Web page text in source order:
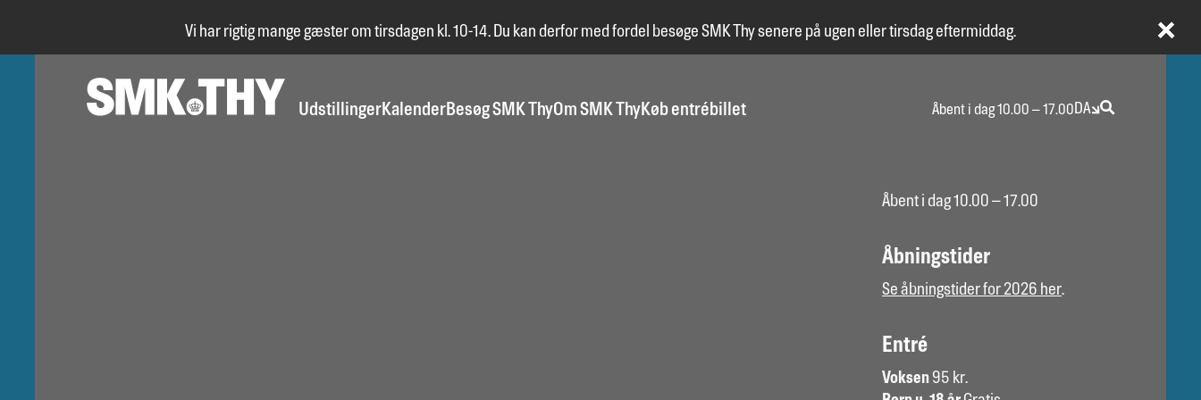
Vi har rigtig mange gæster om tirsdagen kl. 10-14. Du kan derfor med fordel besøge SMK Thy senere på ugen eller tirsdag eftermiddag.
UdstillingerKalenderBesøg SMK ThyOm SMK ThyKøb entrébillet Åbent i dag 10.00 – 17.00 DA
Åbent i dag 10.00 – 17.00
Åbningstider
Se åbningstider for 2026 her.
Entré
Voksen 95 kr.